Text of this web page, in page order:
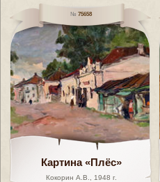
75658
Картина «Плёс»
Кокорин А.В., 1948 г.